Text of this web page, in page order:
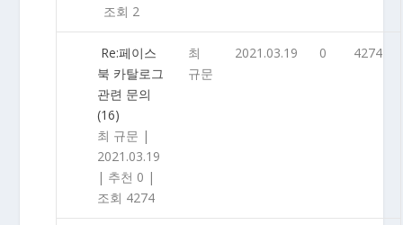
조회 2
Re:페이스
북 카탈로그
관련 문의
(16)
최 규문 |
2021.03.19
| 추천 0 |
조회 4274
최
규문
2021.03.19 0 4274